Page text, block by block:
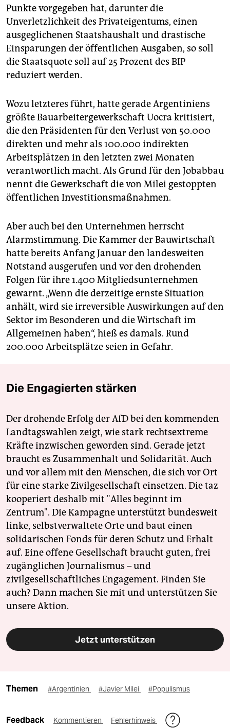
Punkte vorgegeben hat, darunter die
Unverletzlichkeit des Privateigentums, einen
ausgeglichenen Staatshaushalt und drastische
Einsparungen der öffentlichen Ausgaben, so soll
die Staatsquote soll auf 25 Prozent des BIP
reduziert werden.
Wozu letzteres führt, hatte gerade Argentiniens
größte Bauarbeitergewerkschaft Uocra kritisiert,
die den Präsidenten für den Verlust von 50.000
direkten und mehr als 100.000 indirekten
Arbeitsplätzen in den letzten zwei Monaten
verantwortlich macht. Als Grund für den Jobabbau
nennt die Gewerkschaft die von Milei gestoppten
öffentlichen Investitionsmaßnahmen.
Aber auch bei den Unternehmen herrscht
Alarmstimmung. Die Kammer der Bauwirtschaft
hatte bereits Anfang Januar den landesweiten
Notstand ausgerufen und vor den drohenden
Folgen für ihre 1.400 Mitgliedsunternehmen
gewarnt. „Wenn die derzeitige ernste Situation
anhält, wird sie irreversible Auswirkungen auf den
Sektor im Besonderen und die Wirtschaft im
Allgemeinen haben“, hieß es damals. Rund
200.000 Arbeitsplätze seien in Gefahr.
Die Engagierten stärken
Der drohende Erfolg der AfD bei den kommenden
Landtagswahlen zeigt, wie stark rechtsextreme
Kräfte inzwischen geworden sind. Gerade jetzt
braucht es Zusammenhalt und Solidarität. Auch
und vor allem mit den Menschen, die sich vor Ort
für eine starke Zivilgesellschaft einsetzen. Die taz
kooperiert deshalb mit "Alles beginnt im
Zentrum". Die Kampagne unterstützt bundesweit
linke, selbstverwaltete Orte und baut einen
solidarischen Fonds für deren Schutz und Erhalt
auf. Eine offene Gesellschaft braucht guten, frei
zugänglichen Journalismus – und
zivilgesellschaftliches Engagement. Finden Sie
auch? Dann machen Sie mit und unterstützen Sie
unsere Aktion.
Jetzt unterstützen
Themen #Argentinien #Javier Milei #Populismus
Feedback Kommentieren Fehlerhinweis